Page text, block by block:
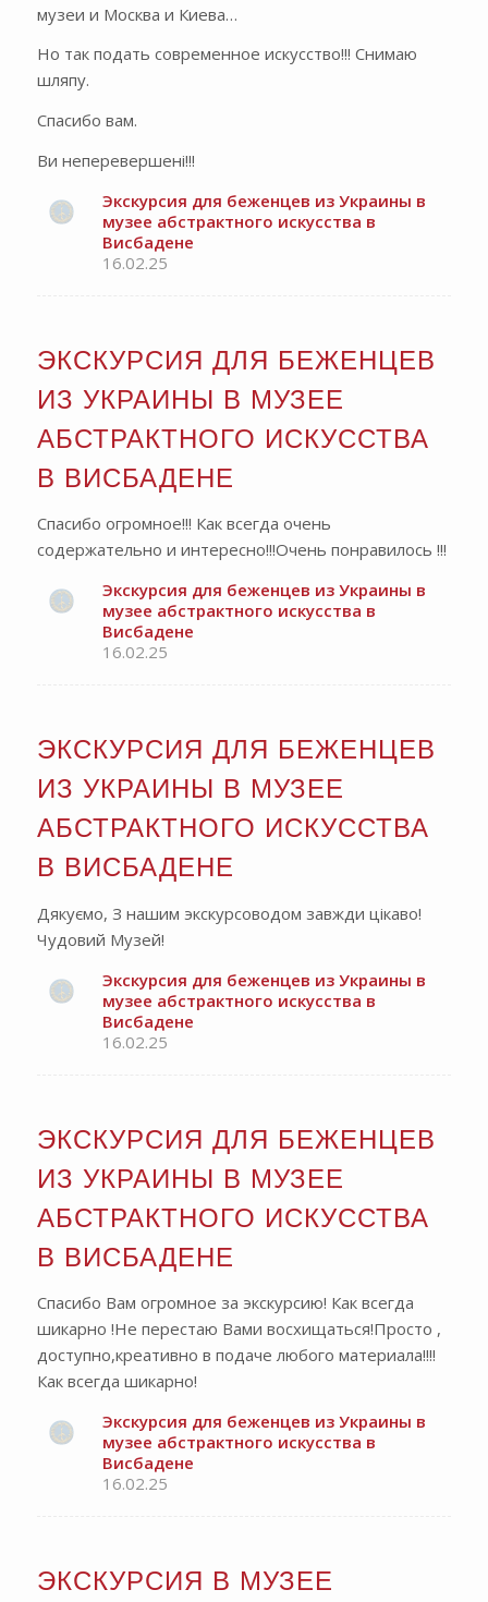
музеи и Москва и Киева…
Но так подать современное искусство!!! Снимаю
шляпу.
Спасибо вам.
Ви неперевершені!!!
Экскурсия для беженцев из Украины в
музее абстрактного искусства в
Висбадене
16.02.25
ЭКСКУРСИЯ ДЛЯ БЕЖЕНЦЕВ
ИЗ УКРАИНЫ В МУЗЕЕ
АБСТРАКТНОГО ИСКУССТВА
В ВИСБАДЕНЕ
Спасибо огромное!!! Как всегда очень
содержательно и интересно!!!Очень понравилось !!!
Экскурсия для беженцев из Украины в
музее абстрактного искусства в
Висбадене
16.02.25
ЭКСКУРСИЯ ДЛЯ БЕЖЕНЦЕВ
ИЗ УКРАИНЫ В МУЗЕЕ
АБСТРАКТНОГО ИСКУССТВА
В ВИСБАДЕНЕ
Дякуємо, З нашим экскурсоводом завжди цікаво!
Чудовий Музей!
Экскурсия для беженцев из Украины в
музее абстрактного искусства в
Висбадене
16.02.25
ЭКСКУРСИЯ ДЛЯ БЕЖЕНЦЕВ
ИЗ УКРАИНЫ В МУЗЕЕ
АБСТРАКТНОГО ИСКУССТВА
В ВИСБАДЕНЕ
Спасибо Вам огромное за экскурсию! Как всегда
шикарно !Не перестаю Вами восхищаться!Просто ,
доступно,креативно в подаче любого материала!!!!
Как всегда шикарно!
Экскурсия для беженцев из Украины в
музее абстрактного искусства в
Висбадене
16.02.25
ЭКСКУРСИЯ В МУЗЕЕ